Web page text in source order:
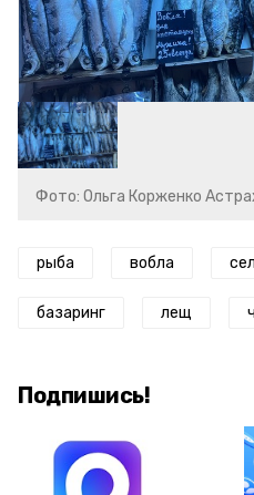
Фото: Ольга Корженко
рыба вобла
базаринг лещ
Подпишись!